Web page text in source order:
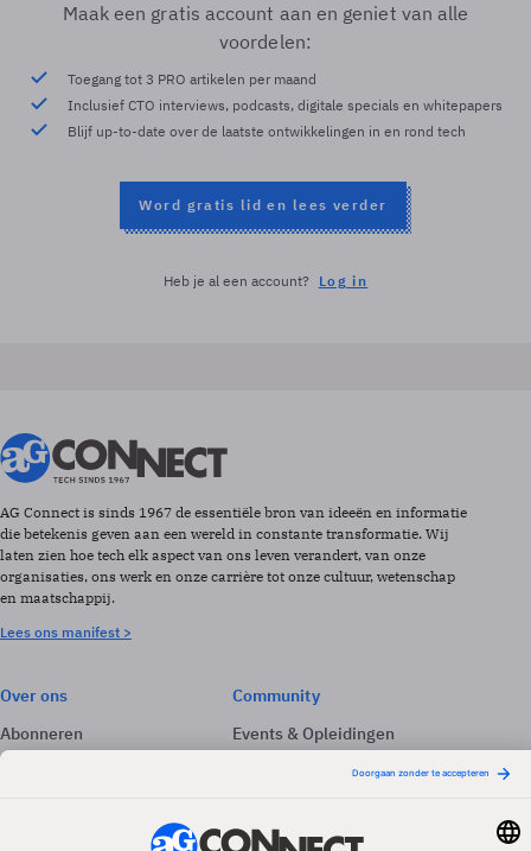
Maak een gratis account aan en geniet van alle
voordelen:
Toegang tot 3 PRO artikelen per maand
Inclusief CTO interviews, podcasts, digitale specials en whitepapers
Blijf up-to-date over de laatste ontwikkelingen in en rond tech
Word gratis lid en lees verder
Heb je al een account? Log in
AG Connect is sinds 1967 de essentiële bron van ideeën en informatie
die betekenis geven aan een wereld in constante transformatie. Wij
laten zien hoe tech elk aspect van ons leven verandert, van onze
organisaties, ons werk en onze carrière tot onze cultuur, wetenschap
en maatschappij.
Lees ons manifest >
Over ons
Abonneren
Adverteren
Community
Events & Opleidingen